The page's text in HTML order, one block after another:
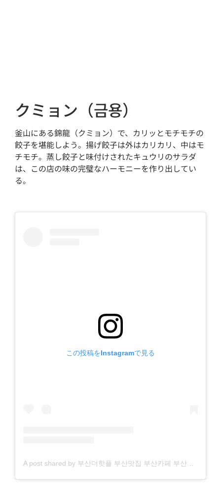
クミョン（금용）
釜山にある錦龍（クミョン）で、カリッとモチモチの
餃子を堪能しよう。揚げ餃子は外はカリカリ、中はモ
チモチ。蒸し餃子と味付けされたキュウリのサラダ
は、この店の味の完璧なハーモニーを作り出してい
る。
この投稿をInstagramで見る